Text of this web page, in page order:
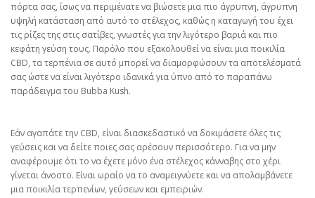
πόρτα σας, ίσως να περιμένατε να βιώσετε μια πιο άγρυπνη, άγρυπνη
υψηλή κατάσταση από αυτό το στέλεχος, καθώς η καταγωγή του έχει
τις ρίζες της στις σατίβες, γνωστές για την λιγότερο βαριά και πιο
κεφάτη γεύση τους. Παρόλο που εξακολουθεί να είναι μια ποικιλία
CBD, τα τερπένια σε αυτό μπορεί να διαμορφώσουν τα αποτελέσματά
σας ώστε να είναι λιγότερο ιδανικά για ύπνο από το παραπάνω
παράδειγμα του Bubba Kush.
Εάν αγαπάτε την CBD, είναι διασκεδαστικό να δοκιμάσετε όλες τις
γεύσεις και να δείτε ποιες σας αρέσουν περισσότερο. Για να μην
αναφέρουμε ότι το να έχετε μόνο ένα στέλεχος κάνναβης στο χέρι
γίνεται άνοστο. Είναι ωραίο να το αναμειγνύετε και να απολαμβάνετε
μια ποικιλία τερπενίων, γεύσεων και εμπειριών.